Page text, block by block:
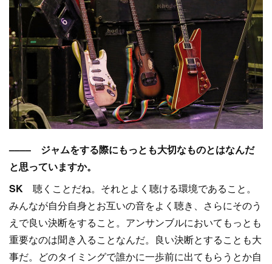
–––– ジャムをする際にもっとも大切なものとはなんだ
と思っていますか。
SK 聴くことだね。それとよく聴ける環境であること。
みんなが自分自身とお互いの音をよく聴き、さらにそのう
えで良い決断をすること。アンサンブルにおいてもっとも
重要なのは聞き入ることなんだ。良い決断とすることも大
事だ。どのタイミングで誰かに一歩前に出てもらうとか自